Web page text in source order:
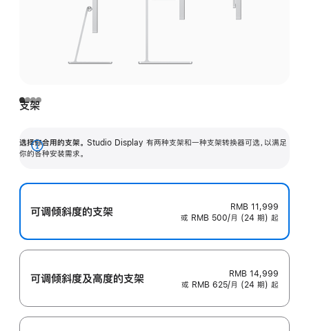
支架
选择你合用的支架。 Studio Display 有两种支架和一种支架转换器可选，以满足
你的各种安装需求。
展
可调倾斜度的支架
RMB 11,999
或 RMB 500/月 (24 期) 起
可调倾斜度及高‍度的支‍架
RMB 14,999
或 RMB 625/月 (24 期) 起